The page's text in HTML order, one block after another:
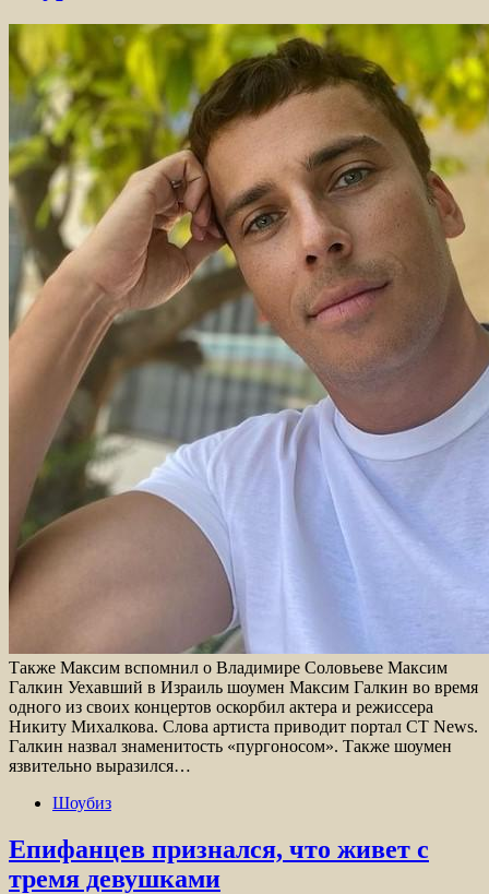
Также Максим вспомнил о Владимире Соловьеве Максим
Галкин Уехавший в Израиль шоумен Максим Галкин во время
одного из своих концертов оскорбил актера и режиссера
Никиту Михалкова. Слова артиста приводит портал CT News.
Галкин назвал знаменитость «пургоносом». Также шоумен
язвительно выразился…
Шоубиз
Епифанцев признался, что живет с
тремя девушками